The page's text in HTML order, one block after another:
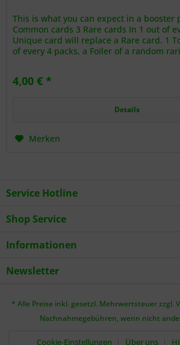
This is what you can expect in a booster
Common cards 3 Rare cards In 1 out of
Unique card will replace a Rare card. 1
of every 4 packs, a Foiler of a random
4,00 € *
Details
Merken
Service Hotline
Shop Service
Informationen
Newsletter
* Alle Preise inkl. gesetzl. Mehrwertsteuer zzgl.
Nachnahmegebühren, wenn nicht
Cookie-Einstellungen Über uns